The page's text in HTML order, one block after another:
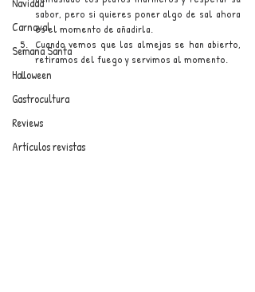
Carnaval
Semana Santa
Halloween
Gastrocultura
Reviews
Artículos revistas
sabor, pero si quieres poner algo de sal ahora
es el momento de añadirla.
Cuando vemos que las almejas se han abierto,
retiramos del fuego y servimos al momento.